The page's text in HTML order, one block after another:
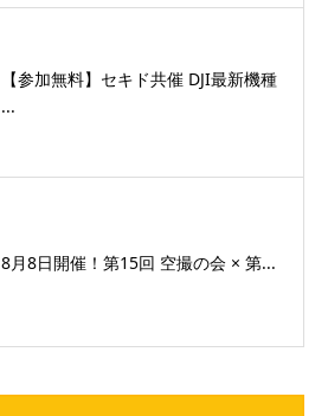
【参加無料】セキド共催 DJI最新機種
...
8月8日開催！第15回 空撮の会 × 第...